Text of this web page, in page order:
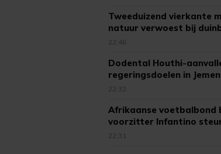
Tweeduizend vierkante
natuur verwoest bij
Ouddorp
22:46
Dodental Houthi-
regeringsdoelen in Jemen
opgelopen
22:32
Afrikaanse voetbalbond
voorzitter Infantino
22:31